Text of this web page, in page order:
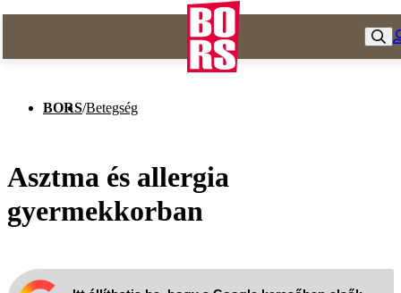
BORS/Betegség
Asztma és allergia
gyermekkorban